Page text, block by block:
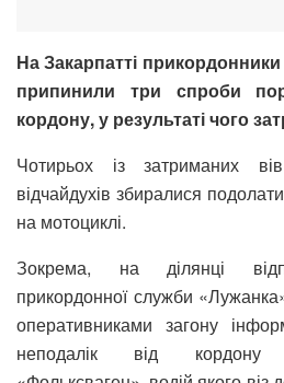
На Закарпатті
припинили три спроби
кордону, у результаті чого
Чотирьох із затриманих
відчайдухів збиралися
на мотоциклі.
Зокрема, на ділянці
прикордонної служби
оперативниками загону
неподалік від кордону